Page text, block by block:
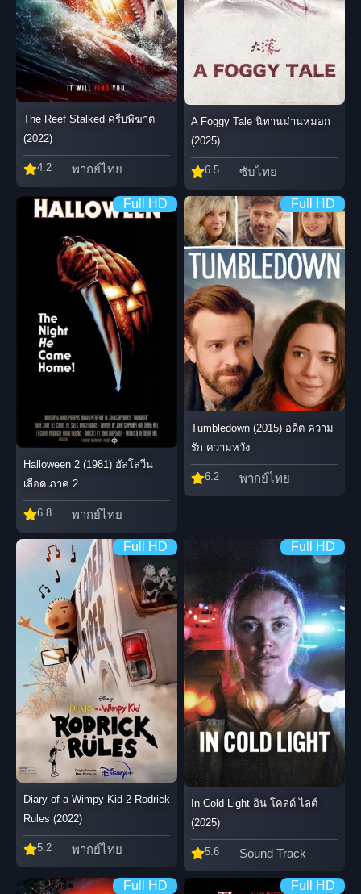
The Reef Stalked ครีบพิฆาต
(2022)
4.2 พากย์ไทย
A Foggy Tale นิทานม่านหมอก
(2025)
6.5 ซับไทย
Full HD
Halloween 2 (1981) ฮัลโลวีน
เลือด ภาค 2
6.8 พากย์ไทย
Full HD
Tumbledown (2015) อดีต ความ
รัก ความหวัง
6.2 พากย์ไทย
Full HD
Diary of a Wimpy Kid 2 Rodrick
Rules (2022)
5.2 พากย์ไทย
Full HD
In Cold Light อิน โคลด์ ไลต์
(2025)
5.6 Sound Track
Full HD Full HD